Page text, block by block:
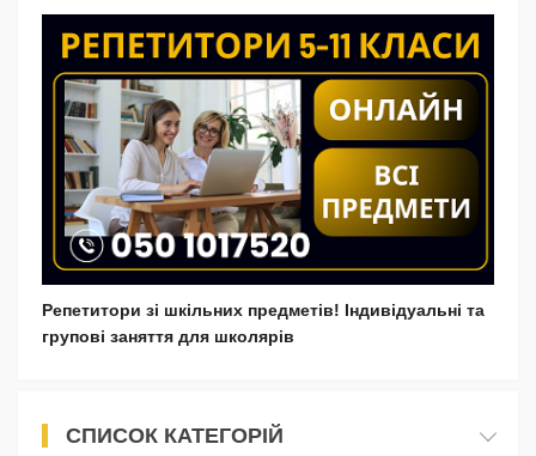
СПИСОК КАТЕГОРІЙ
Репетитори зі шкільних предметів! Індивідуальні та
групові заняття для школярів